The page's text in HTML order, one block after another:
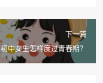
下一篇
初中女生怎样度过青春期？